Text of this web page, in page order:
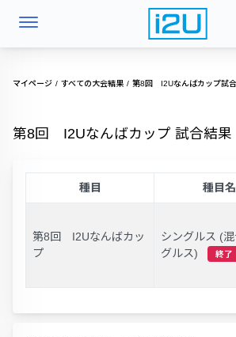
マイページ すべての大会結果 第8回 I2Uなんばカップ試
第8回 I2Uなんばカップ 試合結果
種目 種目名
第8回 I2Uなんばカッ
プ
シングルス (
グルス)
終了